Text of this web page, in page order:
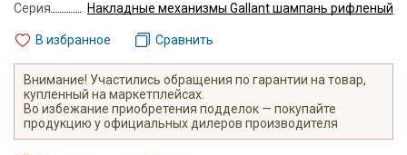
Серия
Накладные механизмы Gallant шампань рифленый
В избранное Сравнить
Внимание! Участились обращения по гарантии на товар,
купленный на маркетплейсах.
Во избежание приобретения подделок — покупайте
продукцию у официальных дилеров производителя